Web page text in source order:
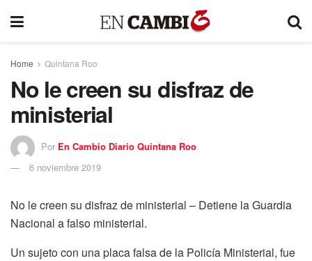
Home Quintana Roo
No le creen su disfraz de
ministerial
Por En Cambio Diario Quintana Roo
6 noviembre 2019
No le creen su disfraz de ministerial – Detiene la Guardia
Nacional a falso ministerial.
Un sujeto con una placa falsa de la Policía Ministerial, fue